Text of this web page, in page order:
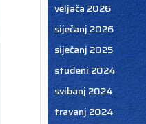
veljača 2026
siječanj 2026
siječanj 2025
studeni 2024
svibanj 2024
travanj 2024